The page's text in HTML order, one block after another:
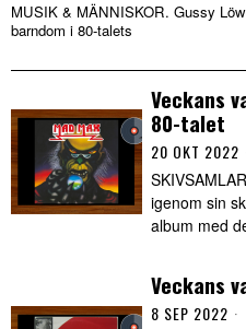
MUSIK & MÄNNISKOR. Gussy
barndom i 80-talets
Veckans
80-talet
20 OKT 2022
igenom sin
album med
Veckans
8 SEP 2022